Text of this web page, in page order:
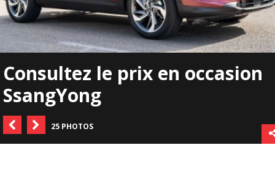
Consultez le prix en occasion
SsangYong
25 PHOTOS